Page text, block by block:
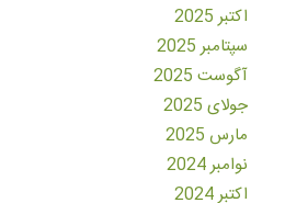
اکتبر 2025
سپتامبر 2025
آگوست 2025
جولای 2025
مارس 2025
نوامبر 2024
اکتبر 2024